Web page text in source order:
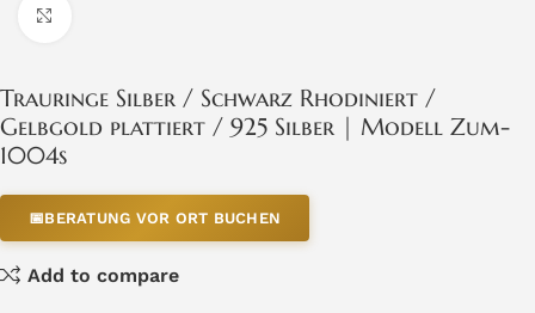
Trauringe Silber / Schwarz Rhodiniert /
Gelbgold plattiert / 925 Silber | Modell Zum-
1004s
📅BERATUNG VOR ORT BUCHEN
Add to compare